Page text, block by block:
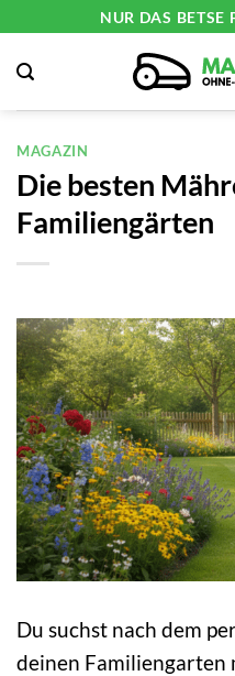
springen
NUR DAS BETSE
MAGAZIN
Die besten
Familiengärten
Du suchst nach dem
deinen Familiengarten